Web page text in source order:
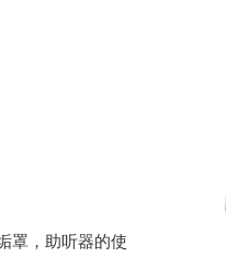
罩，助听器的使